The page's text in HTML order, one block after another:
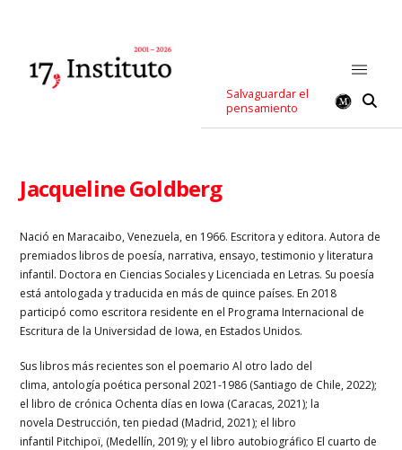
Salvaguardar el
pensamiento
Jacqueline Goldberg
Nació en Maracaibo, Venezuela, en 1966. Escritora y editora. Autora de
premiados libros de poesía, narrativa, ensayo, testimonio y literatura
infantil. Doctora en Ciencias Sociales y Licenciada en Letras. Su poesía
está antologada y traducida en más de quince países. En 2018
participó como escritora residente en el Programa Internacional de
Escritura de la Universidad de Iowa, en Estados Unidos.
Sus libros más recientes son el poemario Al otro lado del
clima, antología poética personal 2021-1986 (Santiago de Chile, 2022);
el libro de crónica Ochenta días en Iowa (Caracas, 2021); la
novela Destrucción, ten piedad (Madrid, 2021); el libro
infantil Pitchipoï, (Medellín, 2019); y el libro autobiográfico El cuarto de